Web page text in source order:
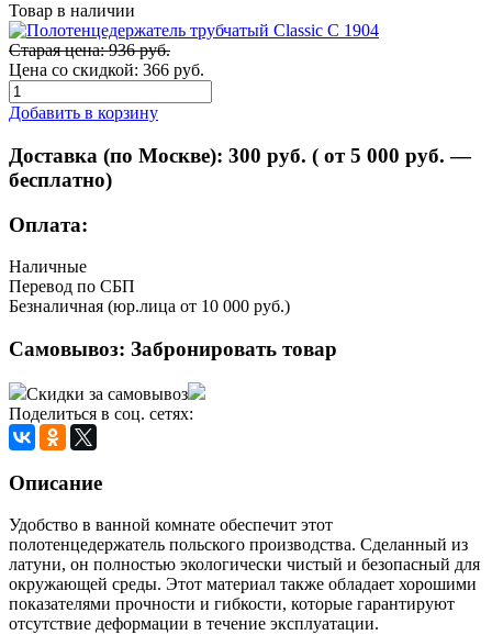
Товар в наличии
Старая цена: 936 руб.
Цена со скидкой: 366 руб.
Добавить в корзину
Доставка (по Москве): 300 руб. ( от 5 000 руб. —
бесплатно)
Оплата:
Наличные
Перевод по СБП
Безналичная (юр.лица от 10 000 руб.)
Самовывоз: Забронировать товар
Скидки за самовывоз
Поделиться в соц. сетях:
Описание
Удобство в ванной комнате обеспечит этот
полотенцедержатель польского производства. Сделанный из
латуни, он полностью экологически чистый и безопасный для
окружающей среды. Этот материал также обладает хорошими
показателями прочности и гибкости, которые гарантируют
отсутствие деформации в течение эксплуатации.